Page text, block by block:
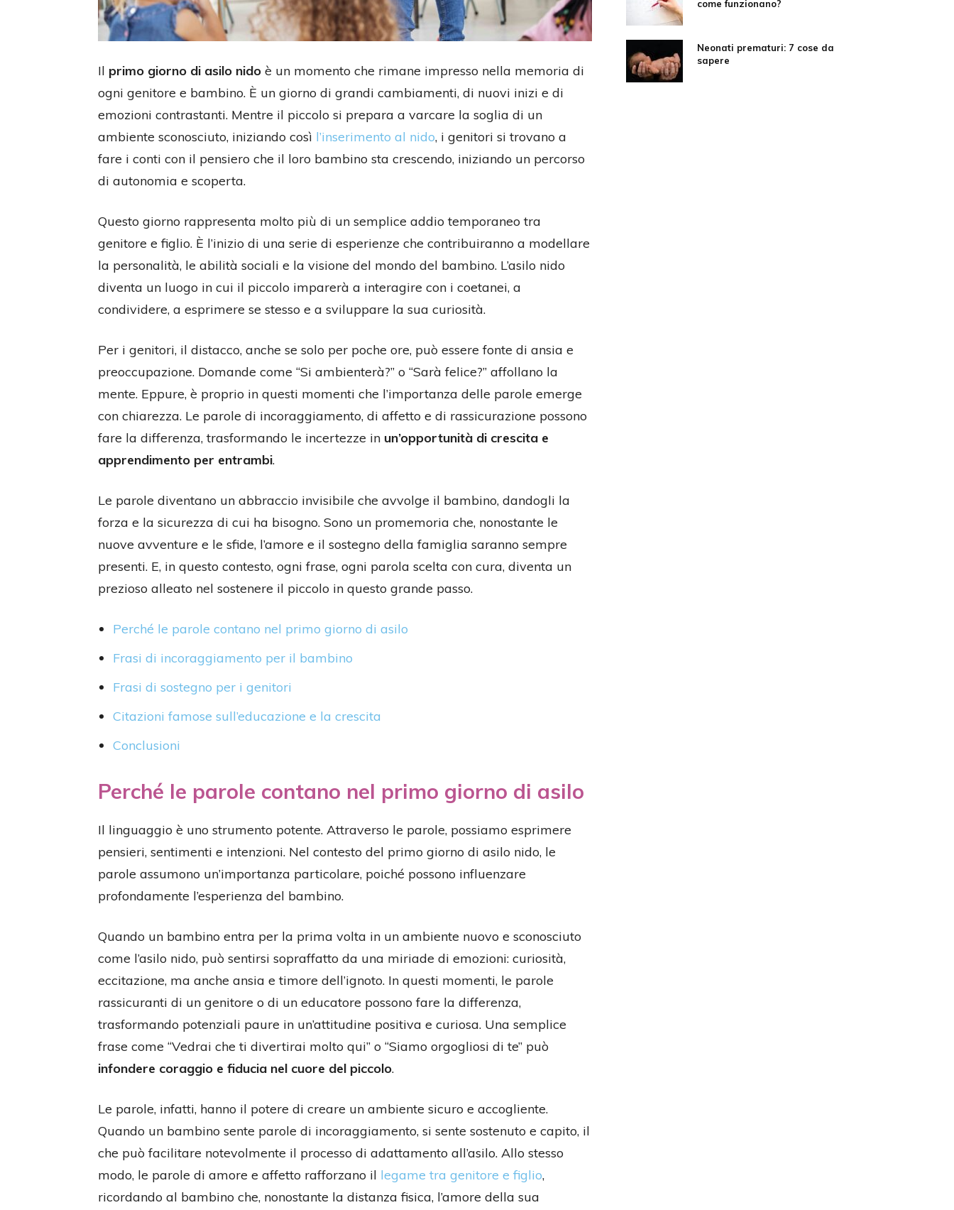
Il primo giorno di asilo nido è un momento che rimane impresso nella memoria di
ogni genitore e bambino. È un giorno di grandi cambiamenti, di nuovi inizi e di
emozioni contrastanti. Mentre il piccolo si prepara a varcare la soglia di un
ambiente sconosciuto, iniziando così l’inserimento al nido, i genitori si trovano a
fare i conti con il pensiero che il loro bambino sta crescendo, iniziando un percorso
di autonomia e scoperta.
Questo giorno rappresenta molto più di un semplice addio temporaneo tra
genitore e figlio. È l’inizio di una serie di esperienze che contribuiranno a modellare
la personalità, le abilità sociali e la visione del mondo del bambino. L’asilo nido
diventa un luogo in cui il piccolo imparerà a interagire con i coetanei, a
condividere, a esprimere se stesso e a sviluppare la sua curiosità.
Per i genitori, il distacco, anche se solo per poche ore, può essere fonte di ansia e
preoccupazione. Domande come “Si ambienterà?” o “Sarà felice?” affollano la
mente. Eppure, è proprio in questi momenti che l’importanza delle parole emerge
con chiarezza. Le parole di incoraggiamento, di affetto e di rassicurazione possono
fare la differenza, trasformando le incertezze in un’opportunità di crescita e
apprendimento per entrambi.
Le parole diventano un abbraccio invisibile che avvolge il bambino, dandogli la
forza e la sicurezza di cui ha bisogno. Sono un promemoria che, nonostante le
nuove avventure e le sfide, l’amore e il sostegno della famiglia saranno sempre
presenti. E, in questo contesto, ogni frase, ogni parola scelta con cura, diventa un
prezioso alleato nel sostenere il piccolo in questo grande passo.
Perché le parole contano nel primo giorno di asilo
Frasi di incoraggiamento per il bambino
Frasi di sostegno per i genitori
Citazioni famose sull’educazione e la crescita
Conclusioni
Perché le parole contano nel primo giorno di asilo
Il linguaggio è uno strumento potente. Attraverso le parole, possiamo esprimere
pensieri, sentimenti e intenzioni. Nel contesto del primo giorno di asilo nido, le
parole assumono un’importanza particolare, poiché possono influenzare
profondamente l’esperienza del bambino.
Quando un bambino entra per la prima volta in un ambiente nuovo e sconosciuto
come l’asilo nido, può sentirsi sopraffatto da una miriade di emozioni: curiosità,
eccitazione, ma anche ansia e timore dell’ignoto. In questi momenti, le parole
rassicuranti di un genitore o di un educatore possono fare la differenza,
trasformando potenziali paure in un’attitudine positiva e curiosa. Una semplice
frase come “Vedrai che ti divertirai molto qui” o “Siamo orgogliosi di te” può
infondere coraggio e fiducia nel cuore del piccolo.
Le parole, infatti, hanno il potere di creare un ambiente sicuro e accogliente.
Quando un bambino sente parole di incoraggiamento, si sente sostenuto e capito, il
che può facilitare notevolmente il processo di adattamento all’asilo. Allo stesso
modo, le parole di amore e affetto rafforzano il legame tra genitore e figlio,
ricordando al bambino che, nonostante la distanza fisica, l’amore della sua
come funzionano?
Neonati prematuri: 7 cose da
sapere